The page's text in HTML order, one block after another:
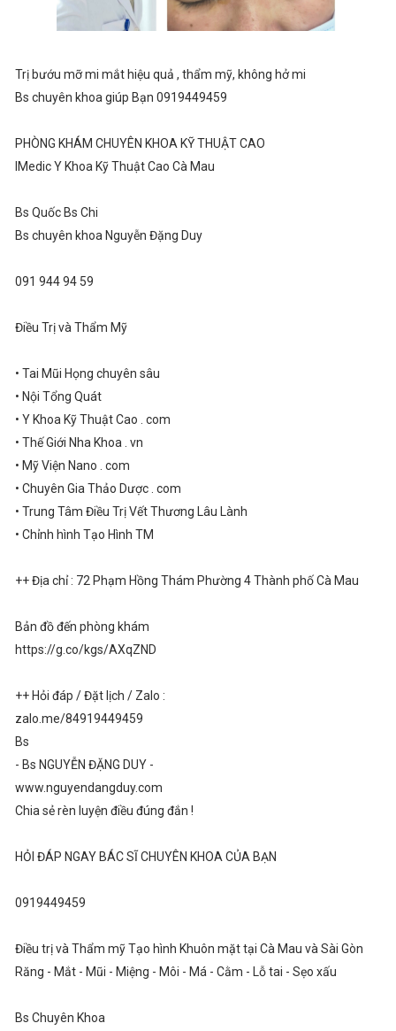
Trị bướu mỡ mi mắt hiệu quả , thẩm mỹ, không hở mi
Bs chuyên khoa giúp Bạn 0919449459
PHÒNG KHÁM CHUYÊN KHOA KỸ THUẬT CAO
IMedic Y Khoa Kỹ Thuật Cao Cà Mau
Bs Quốc Bs Chi
Bs chuyên khoa Nguyễn Đặng Duy
091 944 94 59
Điều Trị và Thẩm Mỹ
• Tai Mũi Họng chuyên sâu
• Nội Tổng Quát
• Y Khoa Kỹ Thuật Cao . com
• Thế Giới Nha Khoa . vn
• Mỹ Viện Nano . com
• Chuyên Gia Thảo Dược . com
• Trung Tâm Điều Trị Vết Thương Lâu Lành
• Chỉnh hình Tạo Hình TM
++ Địa chỉ : 72 Phạm Hồng Thám Phường 4 Thành phố Cà Mau
Bản đồ đến phòng khám
https://g.co/kgs/AXqZND
++ Hỏi đáp / Đặt lịch / Zalo :
zalo.me/84919449459
Bs
- Bs NGUYỄN ĐẶNG DUY -
www.nguyendangduy.com
Chia sẻ rèn luyện điều đúng đắn !
HỎI ĐÁP NGAY BÁC SĨ CHUYÊN KHOA CỦA BẠN
0919449459
Điều trị và Thẩm mỹ Tạo hình Khuôn mặt tại Cà Mau và Sài Gòn
Răng - Mắt - Mũi - Miệng - Môi - Má - Cằm - Lỗ tai - Sẹo xấu
Bs Chuyên Khoa